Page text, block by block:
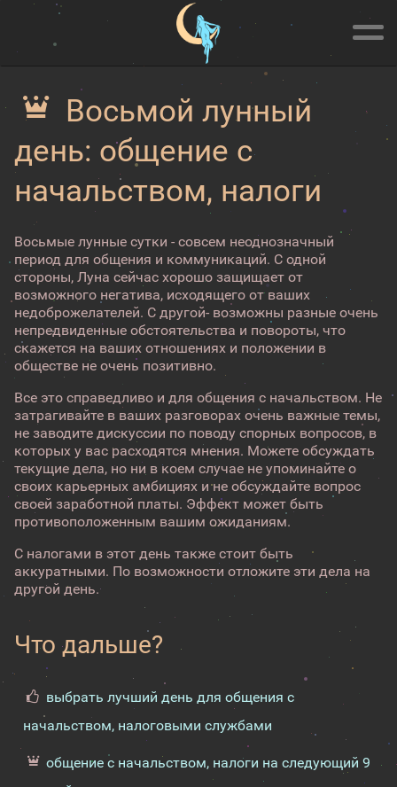
Восьмой лунный
день: общение с
начальством, налоги
Восьмые лунные сутки - совсем неоднозначный
период для общения и коммуникаций. С одной
стороны, Луна сейчас хорошо защищает от
возможного негатива, исходящего от ваших
недоброжелателей. С другой- возможны разные очень
непредвиденные обстоятельства и повороты, что
скажется на ваших отношениях и положении в
обществе не очень позитивно.
Все это справедливо и для общения с начальством. Не
затрагивайте в ваших разговорах очень важные темы,
не заводите дискуссии по поводу спорных вопросов, в
которых у вас расходятся мнения. Можете обсуждать
текущие дела, но ни в коем случае не упоминайте о
своих карьерных амбициях и не обсуждайте вопрос
своей заработной платы. Эффект может быть
противоположенным вашим ожиданиям.
С налогами в этот день также стоит быть
аккуратными. По возможности отложите эти дела на
другой день.
Что дальше?
выбрать лучший день для общения с
начальством, налоговыми службами
общение с начальством, налоги на следующий 9